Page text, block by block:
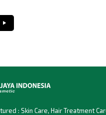
: Skin Care, Hair Treatment